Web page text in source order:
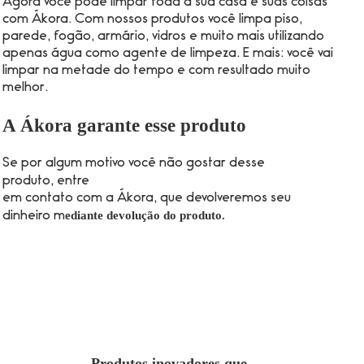
Agora você pode limpar toda a sua casa e suas coisas
com Ákora. Com nossos produtos você limpa piso,
parede, fogão, armário, vidros e muito mais utilizando
apenas água como agente de limpeza. E mais: você vai
limpar na metade do tempo e com resultado muito
melhor.
A Ákora garante esse produto
Se por algum motivo você não gostar desse
produto, entre
em contato com a Ákora, que devolveremos seu
dinheiro mediante devolução do produto.